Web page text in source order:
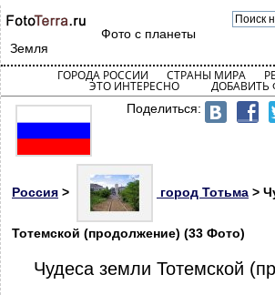
Фото с планеты
Земля
ГОРОДА РОССИИ СТРАНЫ МИРА
ЭТО ИНТЕРЕСНО ДОБАВИТЬ
Поделиться:
Россия > город Тотьма >
Тотемской (продолжение) (33 Фото)
Чудеса земли Тотемской